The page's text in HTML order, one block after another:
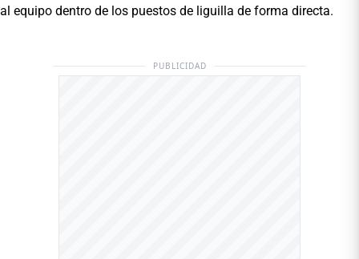
al equipo dentro de los puestos de liguilla de forma directa.
PUBLICIDAD